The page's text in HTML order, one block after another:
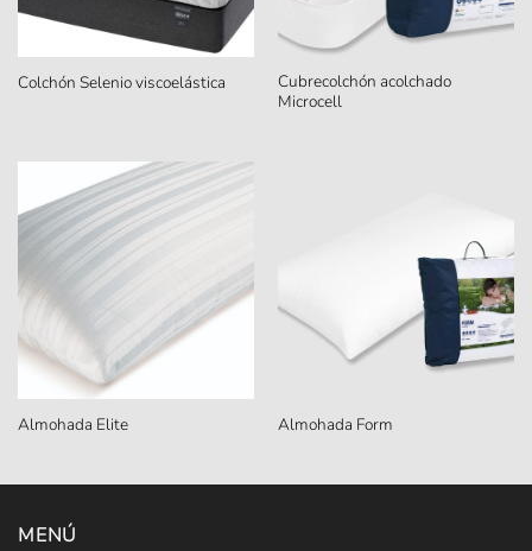
Colchón Selenio viscoelástica
Cubrecolchón acolchado
Microcell
Almohada Elite Almohada Form
MENÚ